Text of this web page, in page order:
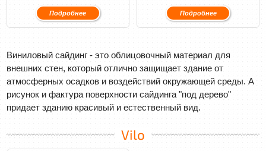
Подробнее Подробнее
Виниловый сайдинг - это облицовочный материал для
внешних стен, который отлично защищает здание от
атмосферных осадков и воздействий окружающей среды. А
рисунок и фактура поверхности сайдинга "под дерево"
придает зданию красивый и естественный вид.
Vilo